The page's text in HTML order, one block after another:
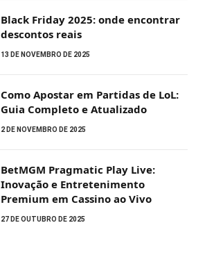
Black Friday 2025: onde encontrar
descontos reais
13 DE NOVEMBRO DE 2025
Como Apostar em Partidas de LoL:
Guia Completo e Atualizado
2 DE NOVEMBRO DE 2025
BetMGM Pragmatic Play Live:
Inovação e Entretenimento
Premium em Cassino ao Vivo
27 DE OUTUBRO DE 2025